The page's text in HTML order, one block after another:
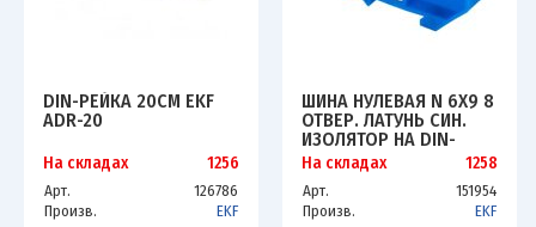
DIN-РЕЙКА 20СМ EKF
ADR-20
На складах 1256
Арт.
126786
Произв.
EKF
ШИНА НУЛЕВАЯ N 6Х9 8
ОТВЕР. ЛАТУНЬ СИН.
ИЗОЛЯТОР НА DIN-
РЕЙКУ PROXIMA EKF
SN0-63-08-D
На складах 1258
Арт.
151954
Произв.
EKF